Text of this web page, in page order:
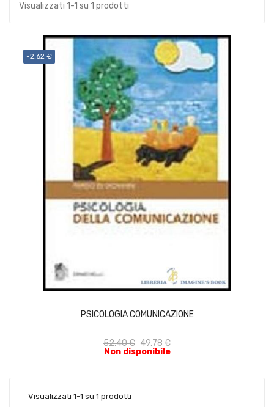
Visualizzati 1-1 su 1 prodotti
-2,62 €
PSICOLOGIA COMUNICAZIONE
52,40 € 49,78 €
Non disponibile
ACQUISTA
Visualizzati 1-1 su 1 prodotti